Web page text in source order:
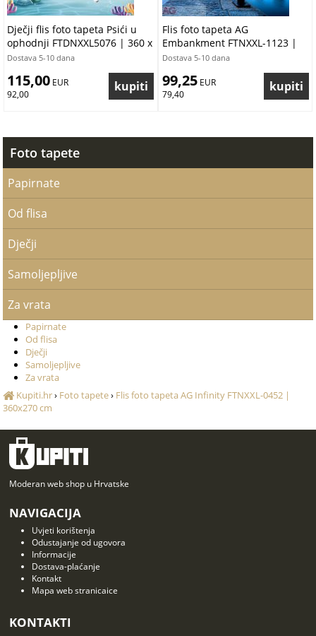
Dječji flis foto tapeta Psići u
ophodnji FTDNXXL5076 | 360 x
270 cm
Dostava 5-10 dana
115,00 EUR
92,00
Flis foto tapeta AG
Embankment FTNXXL-1123 |
360x270 cm
Dostava 5-10 dana
99,25 EUR
79,40
Foto tapete
Papirnate
Od flisa
Dječji
Samoljepljive
Za vrata
Papirnate
Od flisa
Dječji
Samoljepljive
Za vrata
Kupiti.hr› Foto tapete› Flis foto tapeta AG Infinity FTNXXL-0452 |
360x270 cm
Moderan web shop u Hrvatske
NAVIGACIJA
Uvjeti korištenja
Odustajanje od ugovora
Informacije
Dostava-plaćanje
Kontakt
Mapa web stranicaice
KONTAKTI